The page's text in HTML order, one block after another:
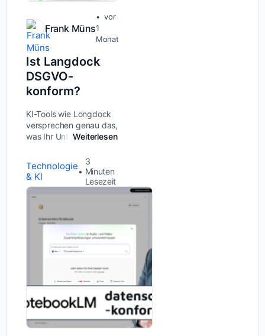
Frank Müns
vor
1
Monat
Ist Langdock
DSGVO-
konform?
KI-Tools wie Longdock
versprechen genau das,
was Ihr Unternehmen im
schnellere Texte,
bessere Auswertungen,
weniger manuelle Arbeit
und alles in einem Tool.
Doch genau diese
Weiterlesen
Technologie
& KI
3
Minuten
Lesezeit